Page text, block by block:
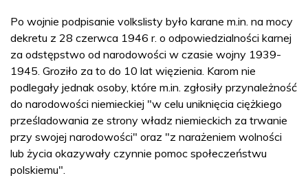
Po wojnie podpisanie volkslisty było karane m.in. na mocy
dekretu z 28 czerwca 1946 r. o odpowiedzialności karnej
za odstępstwo od narodowości w czasie wojny 1939-
1945. Groziło za to do 10 lat więzienia. Karom nie
podlegały jednak osoby, które m.in. zgłosiły przynależność
do narodowości niemieckiej "w celu uniknięcia ciężkiego
prześladowania ze strony władz niemieckich za trwanie
przy swojej narodowości" oraz "z narażeniem wolności
lub życia okazywały czynnie pomoc społeczeństwu
polskiemu".